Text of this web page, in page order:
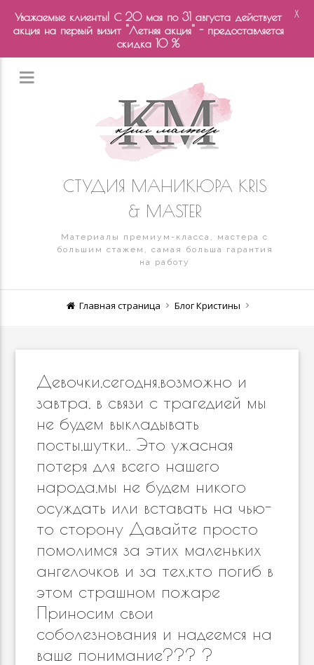
СТУДИЯ МАНИКЮРА KRIS
& MASTER
Материалы премиум-класса, мастера с
большим стажем, самая больша гарантия
на работу
Главная страница Блог Кристины
Девочки,сегодня,возможно и
завтра, в связи с трагедией мы
не будем выкладывать
посты,шутки.. Это ужасная
потеря для всего нашего
народа,мы не будем никого
осуждать или вставать на чью-
то сторону Давайте просто
помолимся за этих маленьких
ангелочков и за тех,кто погиб в
этом страшном пожаре
Приносим свои
соболезнования и надеемся на
ваше понимание??? ?
Уважаемые клиенты! С 20 мая по 31 августа действует
акция на первый визит "Летняя акция" - предоставляется
скидка 10 %
X